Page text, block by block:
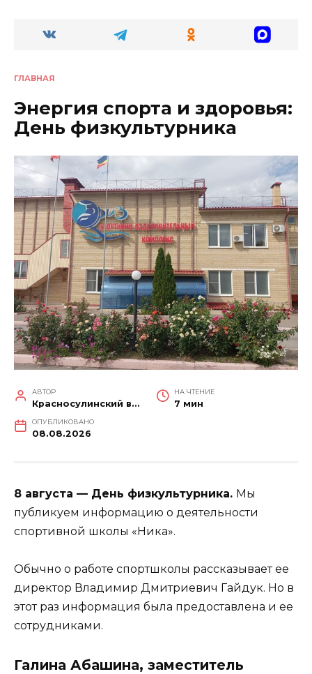
ГЛАВНАЯ
Энергия спорта и здоровья:
День физкультурника
АВТОР
Красносулинский вестник
НА ЧТЕНИЕ
7 мин
ОПУБЛИКОВАНО
08.08.2026
8 августа — День физкультурника. Мы
публикуем информацию о деятельности
спортивной школы «Ника».
Обычно о работе спортшколы рассказывает ее
директор Владимир Дмитриевич Гайдук. Но в
этот раз информация была предоставлена и ее
сотрудниками.
Галина Абашина, заместитель